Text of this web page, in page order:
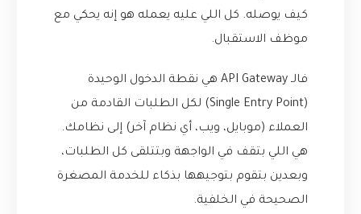
كيف يوصله. كل اللي عليه يعمله هو إنه يحكي مع
موظف الاستقبال.
فالـ API Gateway هي نقطة الدخول الوحيدة
(Single Entry Point) لكل الطلبات القادمة من
العملاء (موبايل، ويب، أي نظام آخر) إلى نظامك.
هي اللي بتقف في الواجهة وبتتلقى كل الطلبات،
وبعدين بتقوم بتوجيهها بذكاء للخدمة المصغرة
الصحيحة في الخلفية.